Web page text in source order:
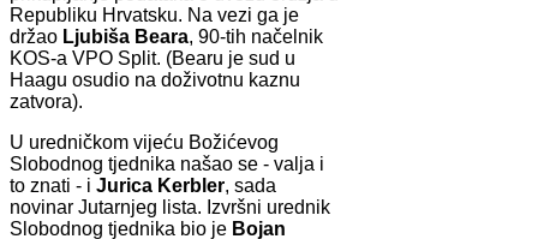
Republiku Hrvatsku. Na vezi ga je
držao Ljubiša Beara, 90-tih načelnik
KOS-a VPO Split. (Bearu je sud u
Haagu osudio na doživotnu kaznu
zatvora).
U uredničkom vijeću Božićevog
Slobodnog tjednika našao se - valja i
to znati - i Jurica Kerbler, sada
novinar Jutarnjeg lista. Izvršni urednik
Slobodnog tjednika bio je Bojan